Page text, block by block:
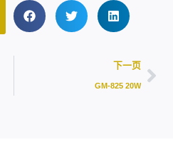
下一页
GM-825 20W